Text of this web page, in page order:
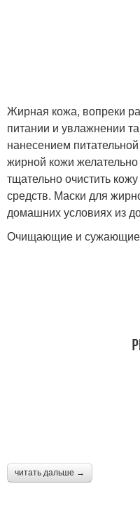
Маски для жирных
корней
Маска для волос
Витаминная маска
Жирная кожа, вопреки
питании и увлажнении
нанесением
жирной кожи
тщательно очистить
средств. Маски для
домашних условиях из
Очищающие и сужающие
читать дальше →